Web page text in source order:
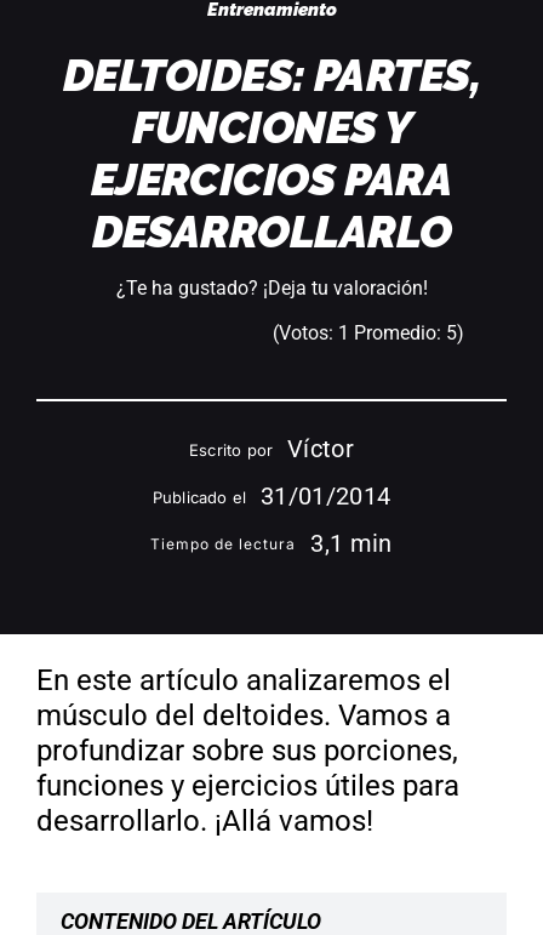
Entrenamiento
DELTOIDES: PARTES,
FUNCIONES Y
EJERCICIOS PARA
DESARROLLARLO
¿Te ha gustado? ¡Deja tu valoración!
(Votos: 1 Promedio: 5)
Escrito por Víctor
Publicado el 31/01/2014
Tiempo de lectura 3,1 min
En este artículo analizaremos el
músculo del deltoides. Vamos a
profundizar sobre sus porciones,
funciones y ejercicios útiles para
desarrollarlo. ¡Allá vamos!
CONTENIDO DEL ARTÍCULO